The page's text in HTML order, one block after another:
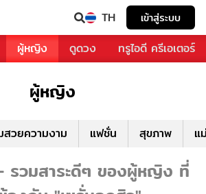
TH เข้าสู่ระบบ
ผู้หญิง ดูดวง ทรูไอดี ครีเอเตอร์
ผู้หญิง
สวยความงาม แฟชั่น สุขภาพ แ
รวมสาระดีๆ ของผู้หญิง ที่